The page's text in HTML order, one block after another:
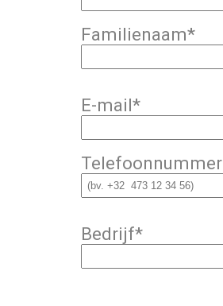
Familienaam*
E-mail*
Telefoonnummer
Bedrijf*